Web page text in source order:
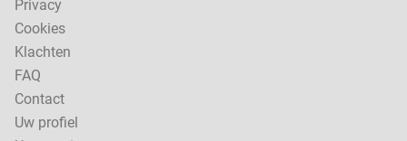
Privacy
Cookies
Klachten
FAQ
Contact
Uw profiel